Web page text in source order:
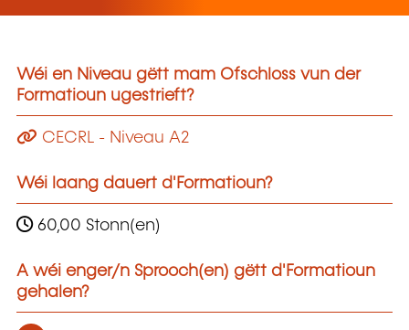
Wéi en Niveau gëtt mam Ofschloss vun der
Formatioun ugestrieft?
CECRL - Niveau A2
Wéi laang dauert d'Formatioun?
60,00 Stonn(en)
A wéi enger/n Sprooch(en) gëtt d'Formatioun
gehalen?